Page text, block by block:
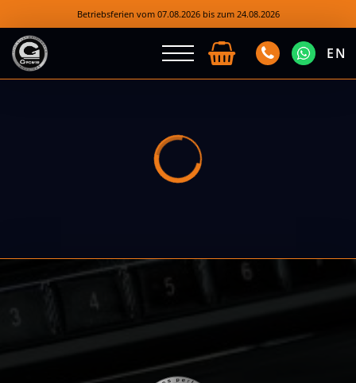
Betriebsferien vom 07.08.2026 bis zum 24.08.2026
EN